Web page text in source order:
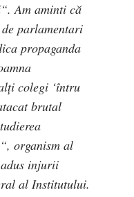
Am aminti că
parlamentari
propaganda
colegi ‘întru
brutal
organism al
injurii
al Institutului.